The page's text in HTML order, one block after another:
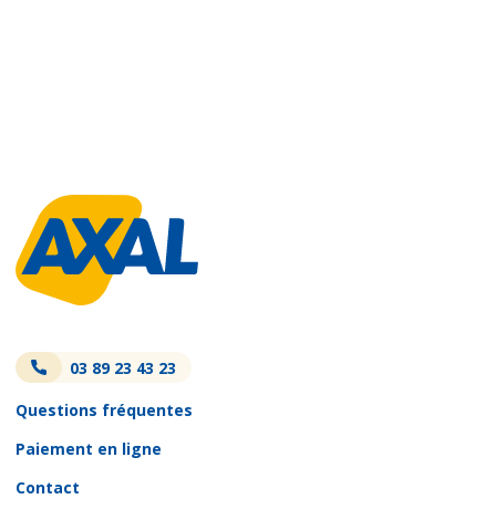
03 89 23 43 23
Questions fréquentes
Paiement en ligne
Contact